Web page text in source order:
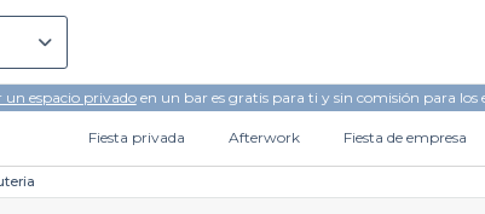
espacio privadoen un bar es gratis para ti y sin comisión para los
Fiesta privada Afterwork Fiesta de empresa